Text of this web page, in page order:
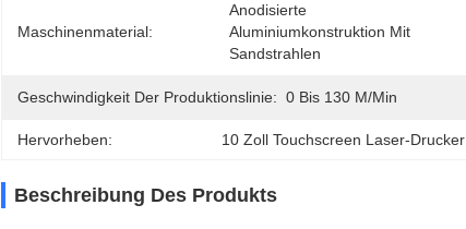
Maschinenmaterial:
Anodisierte
Aluminiumkonstruktion Mit
Sandstrahlen
Geschwindigkeit Der Produktionslinie: 0 Bis 130 M/min
Hervorheben: 10 Zoll Touchscreen Laser-Drucker
Beschreibung Des Produkts